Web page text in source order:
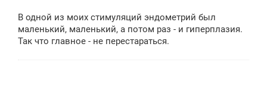
В одной из моих стимуляций эндометрий был
маленький, маленький, а потом раз - и гиперплазия.
Так что главное - не перестараться.